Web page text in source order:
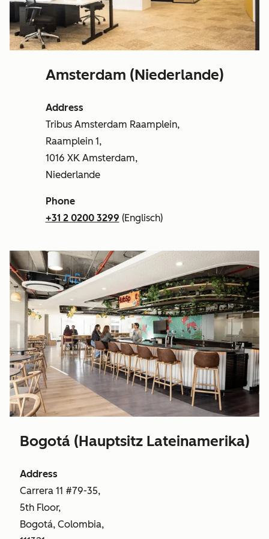
Amsterdam (Niederlande)
Address
Tribus Amsterdam Raamplein,
Raamplein 1,
1016 XK Amsterdam,
Niederlande
Phone
+31 2 0200 3299 (Englisch)
Bogotá (Hauptsitz Lateinamerika)
Address
Carrera 11 #79-35,
5th Floor,
Bogotá, Colombia,